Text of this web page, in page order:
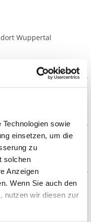
sowie
einsetzen, um die
zu
solchen
Anzeigen
Wenn Sie auch den
nutzen wir diesen zur
Wuppertal
Felder sind